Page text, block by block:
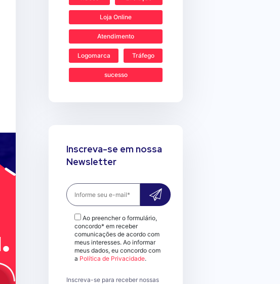
Loja Online
Atendimento
Logomarca Tráfego
sucesso
Inscreva-se em nossa
Newsletter
Ao preencher o formulário,
concordo* em receber
comunicações de acordo com
meus interesses. Ao informar
meus dados, eu concordo com
a Política de Privacidade.
Inscreva-se para receber nossas